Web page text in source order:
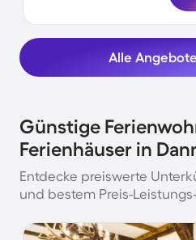
Alle
Günstige
Ferienhäuser in
Entdecke preiswerte
und bestem Preis-